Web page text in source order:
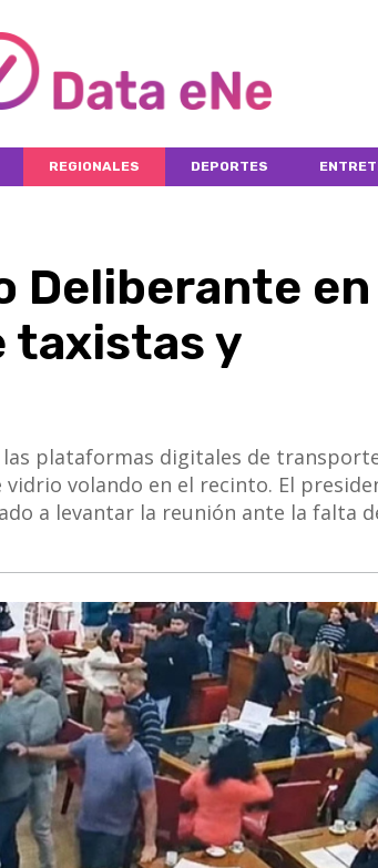
REGIONALES DEPORTES
Deliberante en
taxistas y
plataformas digitales de
volando en el recinto. El
a levantar la reunión ante la falta